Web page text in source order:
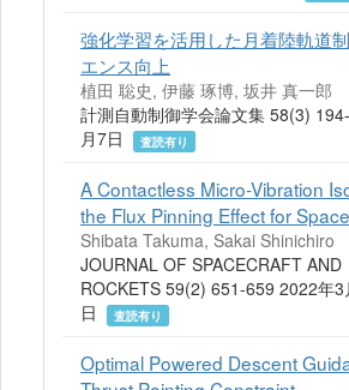
強化学習を活用した月着陸軌道
エンス向上
植田 聡史, 伊藤 琢博, 坂井 真一郎
計測自動制御学会論文集 58(3)
月7日
査読有り
A Contactless Micro-Vibration
the Flux Pinning Effect for
Shibata Takuma, Sakai Shinichiro
JOURNAL OF SPACECRAFT AND
ROCKETS 59(2) 651-659 2022年3
日
査読有り
Optimal Powered Descent